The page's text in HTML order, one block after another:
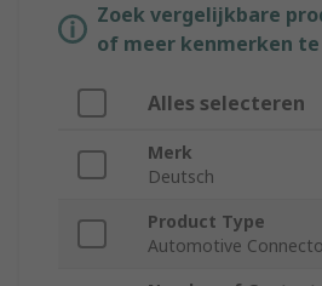
Zoek vergelijkbare
of meer kenmerken
Alles selecteren
Merk
Deutsch
Product Type
Automotive